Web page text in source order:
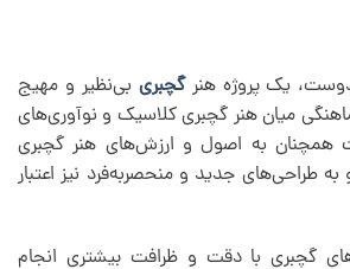
یک پروژه هنرگچبری بی‌نظیر و مهیج
میان هنر گچبری کلاسیک و نوآوری‌های
همچنان به اصول و ارزش‌های هنر گچبری
به طراحی‌های جدید و منحصربه‌فرد نیز اعتبار
گچبری با دقت و ظرافت بیشتری انجام